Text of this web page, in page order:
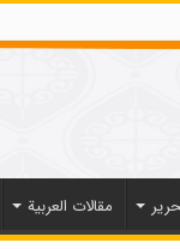
مقالات العربیة